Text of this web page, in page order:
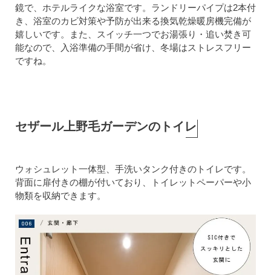
鏡で、ホテルライクな浴室です。ランドリーパイプは2本付
き、浴室のカビ対策や予防が出来る換気乾燥暖房機完備が
嬉しいです。また、スイッチ一つでお湯張り・追い焚き可
能なので、入浴準備の手間が省け、冬場はストレスフリー
ですね。
セザール上野毛ガーデンのトイレ
ウォシュレット一体型、手洗いタンク付きのトイレです。
背面に扉付きの棚が付いており、トイレットペーパーや小
物類を収納できます。